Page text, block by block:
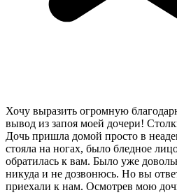
Хочу выразить огромную
вывод из запоя моей дочери!
Дочь пришла домой просто в
стояла на ногах, было бледное
обратилась к вам. Было уже
никуда и не дозвонюсь. Но вы
приехали к нам. Осмотрев мою